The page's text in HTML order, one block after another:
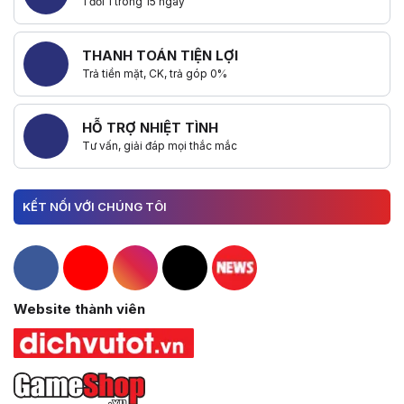
THANH TOÁN TIỆN LỢI
Trả tiền mặt, CK, trả góp 0%
HỖ TRỢ NHIỆT TÌNH
Tư vấn, giải đáp mọi thắc mắc
KẾT NỐI VỚI CHÚNG TÔI
Hacom Facebook
Hacom YouTube
Hacom Instagram
Hacom TikTok
Website thành viên